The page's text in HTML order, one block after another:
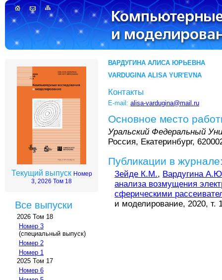
Текущий выпуск Номер
3, 2026 Том 18
Все выпуски
2026 Том 18
Номер 3
(специальный выпуск)
Номер 2
Номер 1
2025 Том 17
Номер 6
ВАРДУГИНА АЛИСА ЮРЬЕВНА
VARDUGINA ALISA YUR'EVNA
Контакты
E-mail: alisa-vardugina@mail.ru
Основное место
Уральский Федеральный
Россия, Екатеринбург,
Публикации в
Зейде К.М., Вардугина
анализа возмущения
сферическими
и моделирование, 2020,